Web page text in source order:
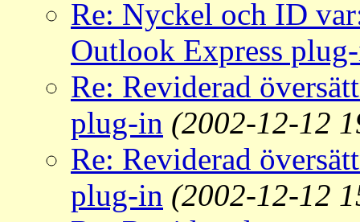
Re: Nyckel och ID
Outlook Express
Re: Reviderad
plug-in (2002-12-12
Re: Reviderad
plug-in (2002-12-12